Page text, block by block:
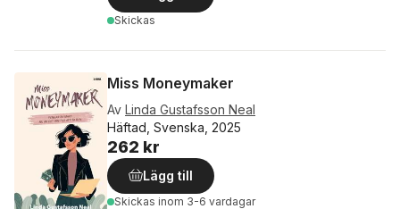
Skickas
Miss Moneymaker
Av Linda Gustafsson Neal
Häftad, Svenska, 2025
262 kr
Lägg till
Skickas inom 3-6 vardagar